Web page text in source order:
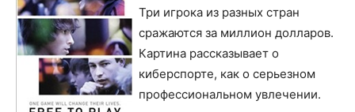
Три игрока из разных стран
сражаются за миллион долларов.
Картина рассказывает о
киберспорте, как о серьезном
профессиональном увлечении.